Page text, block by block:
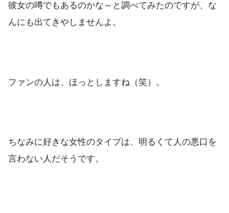
彼女の噂でもあるのかな～と調べてみたのですが、な
んにも出てきやしませんよ。
ファンの人は、ほっとしますね（笑）。
ちなみに好きな女性のタイプは、明るくて人の悪口を
言わない人だそうです。